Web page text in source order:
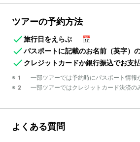
ツアーの予約方法
旅行日をえらぶ
📅
パスポートに記載のお名前（英字）
クレジットカードか銀行振込でお支
※1 一部ツアーでは予約時にパスポート情報が
※2 一部ツアーではクレジットカード決済のみ
よくある質問